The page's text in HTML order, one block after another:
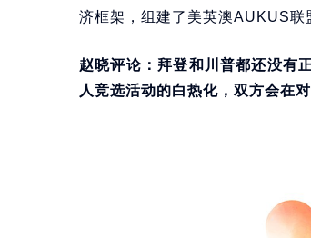
济框架，组建了美英澳AUKUS联
赵晓评论：拜登和川普都还没有
人竞选活动的白热化，双方会在